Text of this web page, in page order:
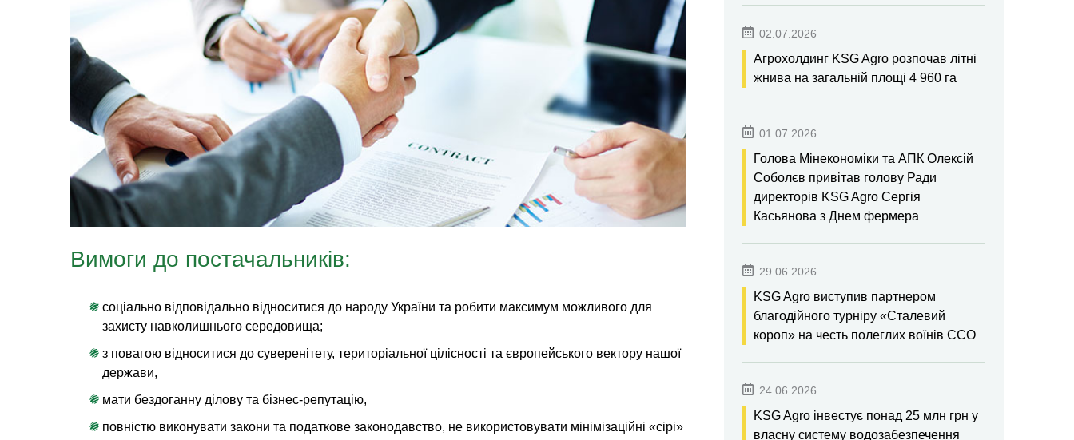
Вимоги до постачальників:
соціально відповідально відноситися до народу України та робити максимум можливого для
захисту навколишнього середовища;
з повагою відноситися до суверенітету, територіальної цілісності та європейського вектору нашої
держави,
мати бездоганну ділову та бізнес-репутацію,
повністю виконувати закони та податкове законодавство, не використовувати мінімізаційні «сірі»
02.07.2026
Агрохолдинг KSG Agro розпочав літні
жнива на загальній площі 4 960 га
01.07.2026
Голова Мінекономіки та АПК Олексій
Соболєв привітав голову Ради
директорів KSG Agro Сергія
Касьянова з Днем фермера
29.06.2026
KSG Agro виступив партнером
благодійного турніру «Сталевий
короп» на честь полеглих воїнів ССО
24.06.2026
KSG Agro інвестує понад 25 млн грн у
власну систему водозабезпечення